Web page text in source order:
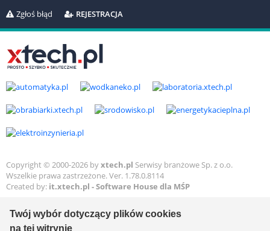
Twój wybór dotyczący plików cookies
na tej witrynie
Zgłoś błąd
REJESTRACJA
Copyright © 2000-2026 byxtech.pl Serwisy branżowe Sp. z o.o.
Wszelkie prawa zastrzeżone. Ver. 1.78.0.8114
Created by: it.xtech.pl - Software House dla MŚP